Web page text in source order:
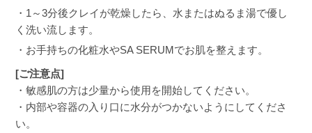
・1～3分後クレイが乾燥したら、水またはぬるま湯で優し
く洗い流します。
・お手持ちの化粧水やSA SERUMでお肌を整えます。
[ご注意点]
・敏感肌の方は少量から使用を開始してください。
・内部や容器の入り口に水分がつかないようにしてくださ
い。